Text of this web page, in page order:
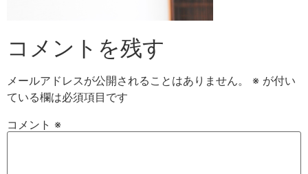
コメントを残す
メールアドレスが公開されることはありません。 ※ が付い
ている欄は必須項目です
コメント ※